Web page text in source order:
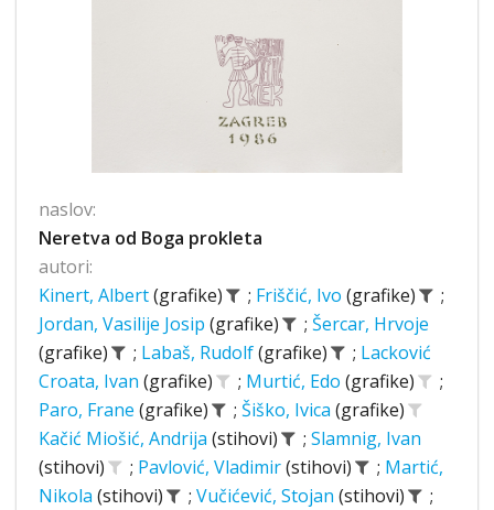
naslov:
Neretva od Boga prokleta
autori:
Kinert, Albert(grafike) ; Friščić, Ivo (grafike)
;
Jordan, Vasilije Josip (grafike) ; Šercar, Hrvoje
(grafike)
; Labaš, Rudolf(grafike) ; Lacković
Croata, Ivan (grafike) ; Murtić, Edo (grafike)
;
Paro, Frane (grafike) ; Šiško, Ivica (grafike)
Kačić Miošić, Andrija (stihovi) ; Slamnig, Ivan
(stihovi)
; Pavlović, Vladimir(stihovi) ; Martić,
Nikola (stihovi) ; Vučićević, Stojan (stihovi)
;